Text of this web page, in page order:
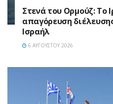
Στενά του Ορμούζ: Το
απαγόρευση
Ισραήλ
6 ΑΥΓΟΎΣΤΟΥ 2026